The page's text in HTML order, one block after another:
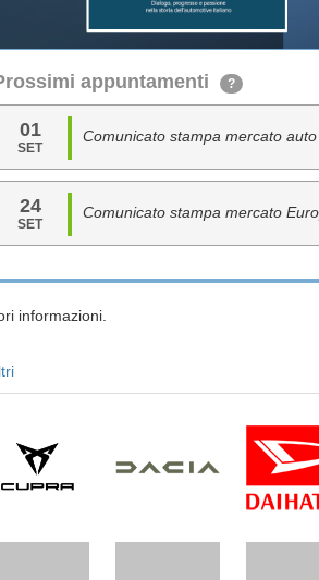
appuntamenti ?
01
SET
Comunicato stampa mercato auto
24
SET
Comunicato stampa mercato
informazioni.